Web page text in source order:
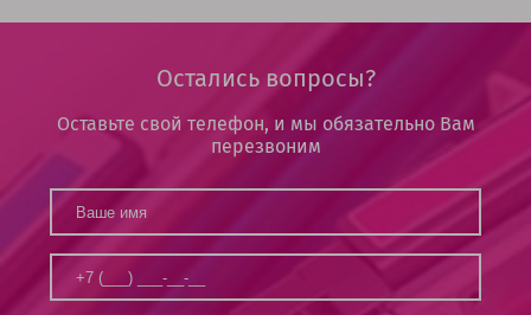
Остались вопросы?
Оставьте свой телефон, и мы обязательно Вам
перезвоним